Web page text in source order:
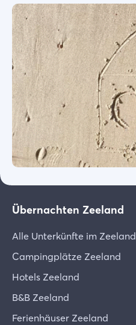
Übernachten Zeeland
Alle Unterkünfte im Zeeland
Campingplätze Zeeland
Hotels Zeeland
B&B Zeeland
Ferienhäuser Zeeland